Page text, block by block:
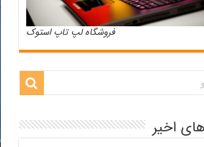
فروشگاه لپ تاپ استوک
اخیر